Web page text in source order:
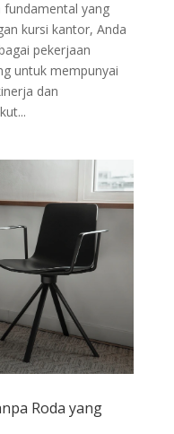
fundamental yang
kursi kantor, Anda
pekerjaan
untuk mempunyai
dan
Roda yang